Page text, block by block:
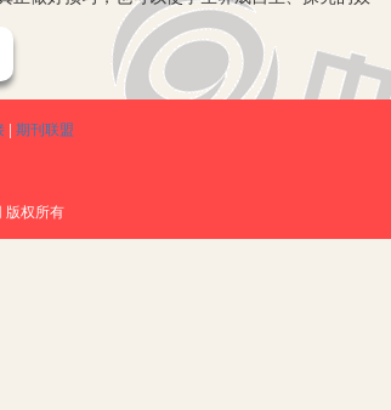
求会背，理解意思，初步会用该词语说一句话。
习的空间，又拓宽了他们的视野。
成部分。“三步生字学习法”的第一步是“识别字
中辨形辨意”，坚持“字不离词”的原则。结合文中
字、辨析，句中改错字等多种灵活方式，检验巩固
| 期刊联盟
版权所有